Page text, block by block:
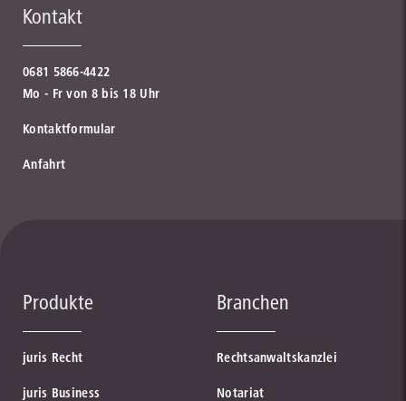
Kontakt
0681 5866-4422
Mo - Fr von 8 bis 18 Uhr
Kontaktformular
Anfahrt
Produkte
juris Recht
juris Business
Branchen
Rechtsanwaltskanzlei
Notariat